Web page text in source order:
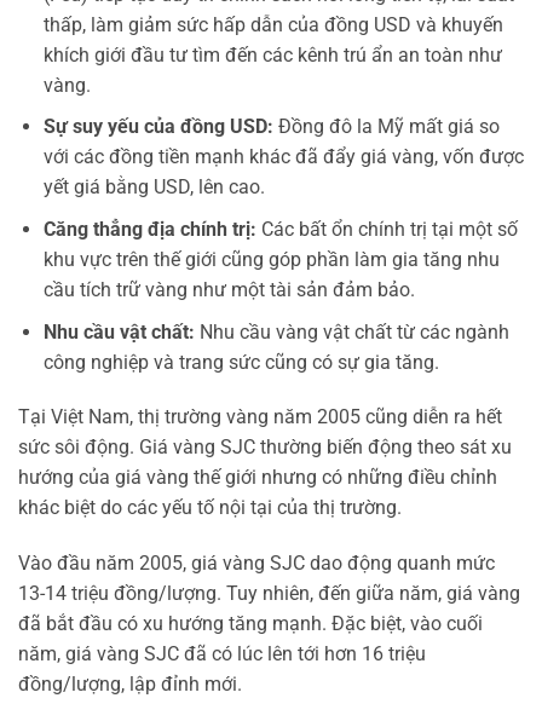
thấp, làm giảm sức hấp dẫn của đồng USD và khuyến
khích giới đầu tư tìm đến các kênh trú ẩn an toàn như
vàng.
Sự suy yếu của đồng USD: Đồng đô la Mỹ mất giá so
với các đồng tiền mạnh khác đã đẩy giá vàng, vốn được
yết giá bằng USD, lên cao.
Căng thẳng địa chính trị: Các bất ổn chính trị tại một số
khu vực trên thế giới cũng góp phần làm gia tăng nhu
cầu tích trữ vàng như một tài sản đảm bảo.
Nhu cầu vật chất: Nhu cầu vàng vật chất từ các ngành
công nghiệp và trang sức cũng có sự gia tăng.
Tại Việt Nam, thị trường vàng năm 2005 cũng diễn ra hết
sức sôi động. Giá vàng SJC thường biến động theo sát xu
hướng của giá vàng thế giới nhưng có những điều chỉnh
khác biệt do các yếu tố nội tại của thị trường.
Vào đầu năm 2005, giá vàng SJC dao động quanh mức
13-14 triệu đồng/lượng. Tuy nhiên, đến giữa năm, giá vàng
đã bắt đầu có xu hướng tăng mạnh. Đặc biệt, vào cuối
năm, giá vàng SJC đã có lúc lên tới hơn 16 triệu
đồng/lượng, lập đỉnh mới.